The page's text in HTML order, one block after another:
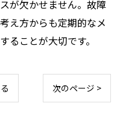
が欠かせません。故障
え方からも定期的なメ
ることが大切です。
次のページ >